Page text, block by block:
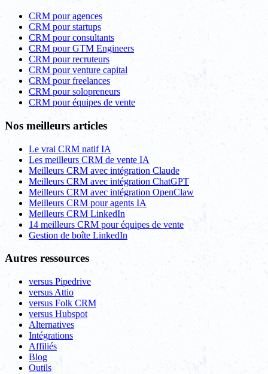
CRM pour agences
CRM pour startups
CRM pour consultants
CRM pour GTM Engineers
CRM pour recruteurs
CRM pour venture capital
CRM pour freelances
CRM pour solopreneurs
CRM pour équipes de vente
Nos meilleurs articles
Le vrai CRM natif IA
Les meilleurs CRM de vente IA
Meilleurs CRM avec intégration Claude
Meilleurs CRM avec intégration ChatGPT
Meilleurs CRM avec intégration OpenClaw
Meilleurs CRM pour agents IA
Meilleurs CRM LinkedIn
14 meilleurs CRM pour équipes de vente
Gestion de boîte LinkedIn
Autres ressources
versus Pipedrive
versus Attio
versus Folk CRM
versus Hubspot
Alternatives
Intégrations
Affiliés
Blog
Outils